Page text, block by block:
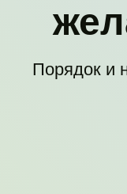
Порядок и